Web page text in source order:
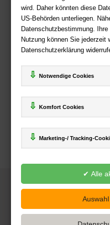
wird. Daher könnten diese
US-Behörden unterliegen.
Datenschutzbestimmung.
Nutzung können Sie jederzeit
Datenschutzerklärung
Notwendige Cookies
Komfort Cookies
Marketing-/ Tracking-
Zahlweisen
Deutsche-
www.deutsche-buchhandlung.de
Powered by Inooga